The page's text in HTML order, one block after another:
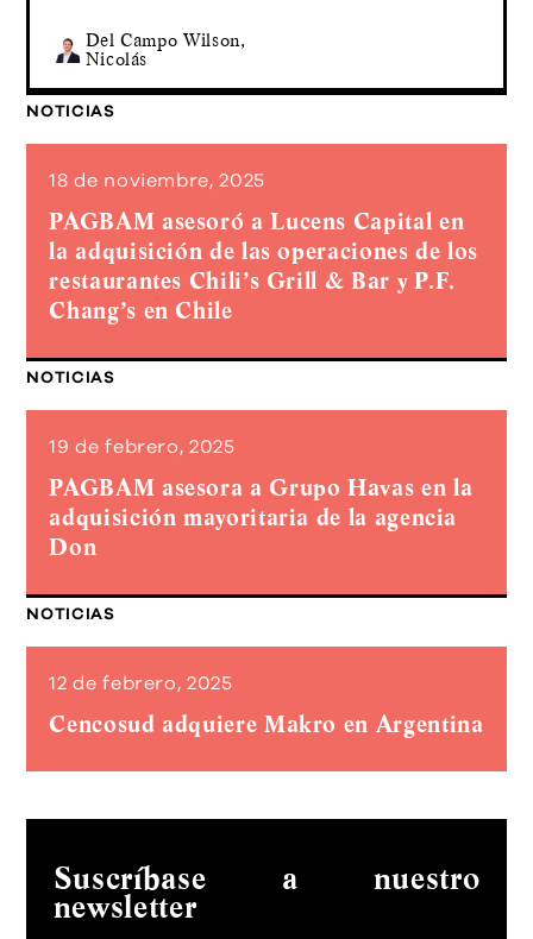
Del Campo Wilson,
Nicolás
NOTICIAS
18 de noviembre, 2025
PAGBAM asesoró a Lucens Capital en
la adquisición de las operaciones de los
restaurantes Chili’s Grill & Bar y P.F.
Chang’s en Chile
NOTICIAS
19 de febrero, 2025
PAGBAM asesora a Grupo Havas en la
adquisición mayoritaria de la agencia
Don
NOTICIAS
12 de febrero, 2025
Cencosud adquiere Makro en Argentina
Suscríbase a nuestro
newsletter